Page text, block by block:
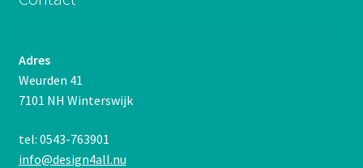
Adres
Weurden 41
7101 NH Winterswijk
tel: 0543-763901
info@design4all.nu